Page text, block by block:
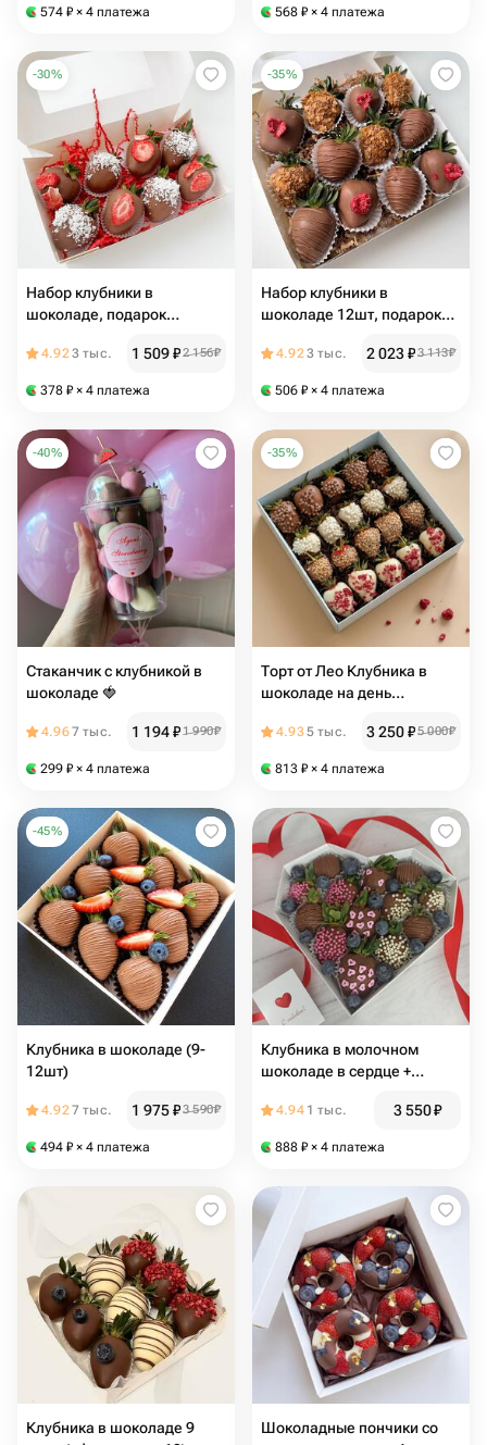
574 ₽ × 4 платежа 568 ₽ × 4 платежа
-30%
Набор клубники в
шоколаде, подарок
4.923 тыс. 1 509₽2 156₽
378 ₽ × 4 платежа
-35%
Набор клубники в
шоколаде 12шт, подарок
подруге, 14 февраля
4.923 тыс. 2 023₽3 113₽
506 ₽ × 4 платежа
-40%
Стаканчик с клубникой в
шоколаде 🍓
4.967 тыс. 1 194₽1 990₽
299 ₽ × 4 платежа
-35%
Торт от Лео Клубника в
шоколаде на день
Папе бабушке подарок от
MACARON
4.935 тыс. 3 250₽5 000₽
813 ₽ × 4 платежа
-45%
Клубника в шоколаде (9-
12шт)
4.927 тыс. 1 975₽3 590₽
494 ₽ × 4 платежа
Клубника в молочном
шоколаде в сердце +
Sabo - румяна MACARON
4.94 1 тыс. 3 550₽
888 ₽ × 4 платежа
Клубника в шоколаде 9
Шоколадные пончики со